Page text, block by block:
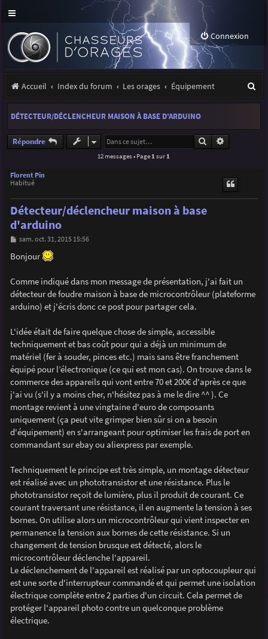
Connexion
Accueil Index du forum Les orages Équipement
e
DÉTECTEUR/DÉCLENCHEUR MAISON À BASE D'ARDUINO
Répondre Rechercher
12 messages • Page 1 sur 1
Florent Pin
Habitué
Détecteur/déclencheur maison à base
d'arduino
M
s
s
e
sam. oct. 31, 2015 15:56
Bonjour
Comme indiqué dans mon message de présentation, j'ai fait un
détecteur de foudre maison à base de microcontrôleur (plateforme
arduino) et j'écris donc ce post pour partager cela.
L'idée était de faire quelque chose de simple, accessible
techniquement et bas coût pour qui a déjà un minimum de
matériel (fer à souder, pinces etc.) mais sans être franchement
équipé pour l’électronique (ce qui est mon cas). On trouve dans le
commerce des appareils qui vont entre 70 et 200€ d'après ce que
j'ai vu (s'il y a moins cher, n'hésitez pas à me le dire ^^ ). Ce
montage revient à une vingtaine d'euro de composants
uniquement (ça peut vite grimper bien sûr si on a besoin
d'équipement) en s'arrangeant pour optimiser les frais de port en
commandant sur ebay ou aliexpress par exemple.
Techniquement le principe est très simple, un montage détecteur
est réalisé avec un phototransistor et une résistance. Plus le
phototransistor reçoit de lumière, plus il produit de courant. Ce
courant traversant une résistance, il en augmente la tension à ses
bornes. On utilise alors un microcontrôleur qui vient inspecter en
permanence la tension aux bornes de cette résistance. Si un
changement de tension brusque est détecté, alors le
microcontrôleur déclenche l'appareil.
Le déclenchement de l'appareil est réalisé par un optocoupleur qui
est une sorte d'interrupteur commandé et qui permet une isolation
électrique complète entre 2 parties d'un circuit. Cela permet de
protéger l'appareil photo contre un quelconque problème
électrique.